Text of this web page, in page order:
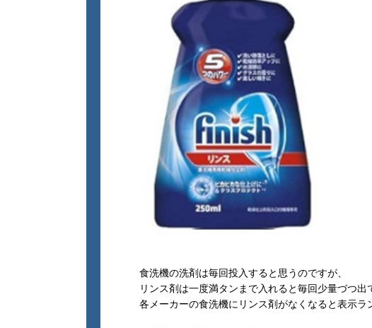
食洗機の洗剤は毎回投入すると思うのですが、
リンス剤は一度満タンまで入れると毎回少量づつ
各メーカーの食洗機にリンス剤がなくなると表示